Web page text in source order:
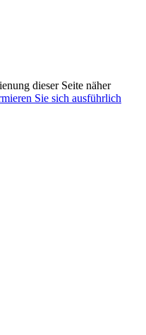
dieser Seite näher
Sie sich ausführlich